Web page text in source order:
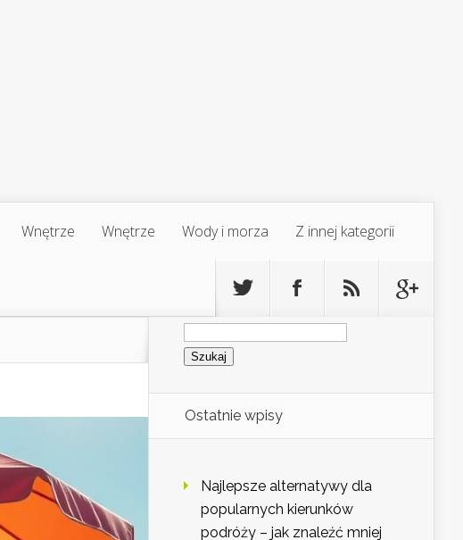
Wnętrze Wnętrze Wody i morza Z innej kategorii
Szukaj:
Ostatnie wpisy
Najlepsze alternatywy dla
popularnych kierunków
podróży – jak znaleźć mniej